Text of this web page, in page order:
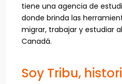
tiene una agencia de
donde brinda las
migrar, trabajar y estudiar
Canadá.
Soy Tribu,